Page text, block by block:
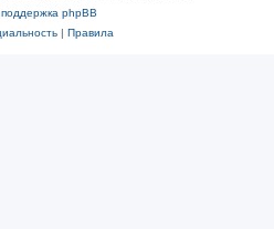
поддержка phpBB
| Правила